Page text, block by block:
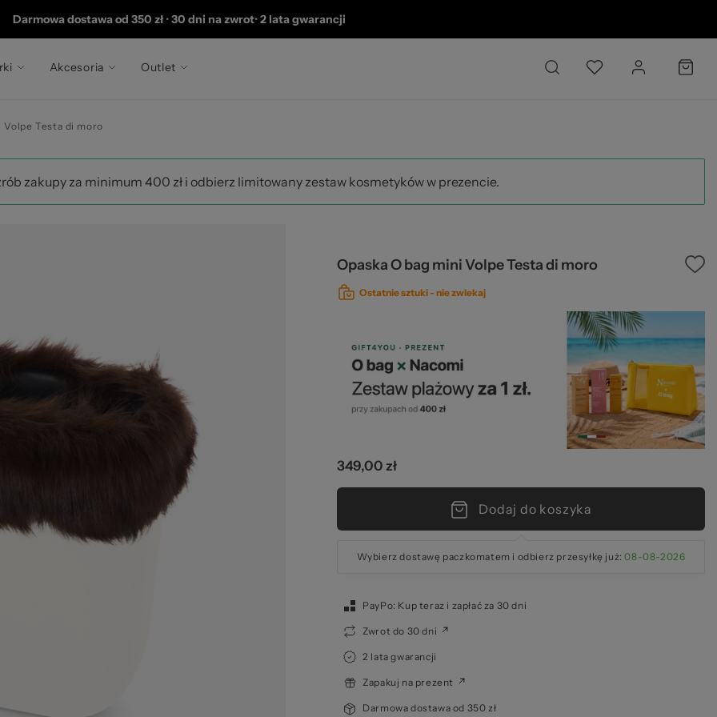
Darmowa dostawa od 350 zł •30 dni na zwrot•2 lata gwarancji
Akcesoria Outlet
Volpe Testa di moro
zakupy za minimum 400 zł i odbierz limitowany zestaw kosmetyków w prezencie.
Opaska O bag mini Volpe Testa di moro
Ostatnie sztuki -nie zwlekaj
349,00 zł
Dodaj do koszyka
Wybierz dostawę paczkomatem i odbierz przesyłkę już:08-08-2026
PayPo: Kup teraz i zapłać za 30 dni
Zwrot do 30 dni
2 lata gwarancji
Zapakuj na prezent
Darmowa dostawa od 350 zł